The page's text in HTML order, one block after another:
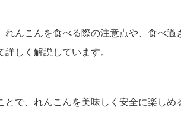
れんこんを食べる際の注意点や、食べ
詳しく解説しています。
とで、れんこんを美味しく安全に楽し